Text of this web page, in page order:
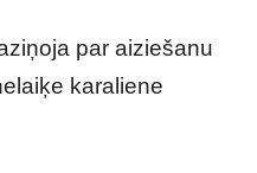
par aiziešanu
karaliene